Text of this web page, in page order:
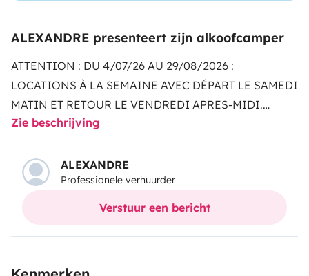
ALEXANDRE presenteert zijn alkoofcamper
ATTENTION : DU 4/07/26 AU 29/08/2026 :
LOCATIONS À LA SEMAINE AVEC DÉPART LE SAMEDI
MATIN ET RETOUR LE VENDREDI APRES-MIDI.
ACCÈS DEPUIS PARIS :
situe à environ 1h00 de la gare Paris Nord si vous
arrivez à l gare de Longueau, ou à environ 1h30 si vous
arrivez à la gare de Moreuil.Bon à savoir : Je viendrais
vous chercher gratuitement à l'une ou l'autre de ces
D'OUVERTURE :LUN-VEN : 9H30/18H00SAM :
Zie beschrijving
ALEXANDRE
Professionele verhuurder
Verstuur een bericht